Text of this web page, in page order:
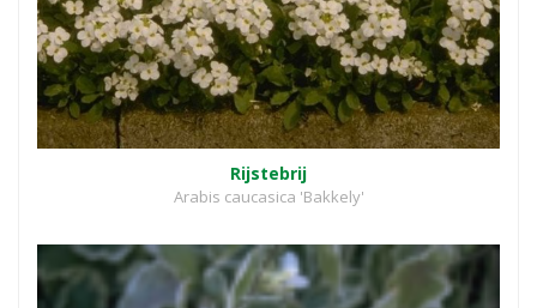
Rijstebrij
Arabis caucasica 'Bakkely'